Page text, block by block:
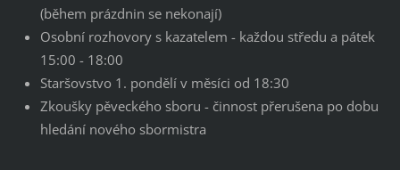
(během prázdnin se nekonají)
Osobní rozhovory s kazatelem - každou středu a pátek
15:00 - 18:00
Staršovstvo 1. pondělí v měsíci od 18:30
Zkoušky pěveckého sboru - činnost přerušena po dobu
hledání nového sbormistra